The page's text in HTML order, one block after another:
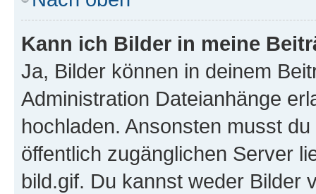
Kann ich Bilder in meine
Ja, Bilder können in deinem
Administration Dateianhänge
hochladen. Ansonsten musst
öffentlich zugänglichen Server
bild.gif. Du kannst weder Bilder